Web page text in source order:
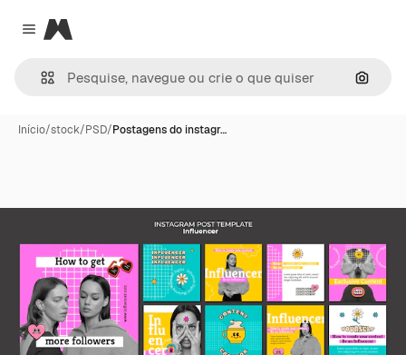
Close menu
Magnific
Início/stock/PSD/Postagens do instagr…